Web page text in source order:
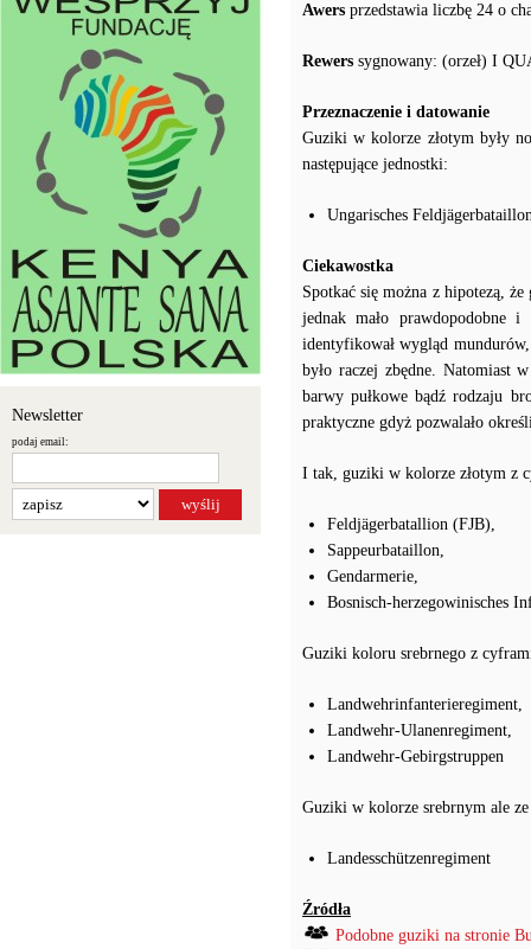
Newsletter
podaj email:
Awers przedstawia liczbę 24 o
Rewers sygnowany: (orzeł) I
Przeznaczenie i datowanie
Guziki w kolorze złotym były
następujące jednostki:
Ungarisches
Ciekawostka
Spotkać się można z hipotezą,
jednak mało prawdopodobne
identyfikował wygląd
było raczej zbędne. Natomiast
barwy pułkowe bądź rodzaju
praktyczne gdyż pozwalało
I tak, guziki w kolorze złotym z
Feldjägerbatallion (FJB),
Sappeurbataillon,
Gendarmerie,
Bosnisch-herzegowinisches
Guziki koloru srebrnego z
Landwehrinfanterieregiment,
Landwehr-Ulanenregiment,
Landwehr-Gebirgstruppen
Guziki w kolorze srebrnym ale
Landesschützenregiment
Źródła
Podobne guziki na stronie